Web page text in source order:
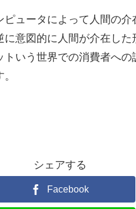
ュータによって人間の
意図的に人間が介在し
いう世界での消費者へ
シェアする
Facebook